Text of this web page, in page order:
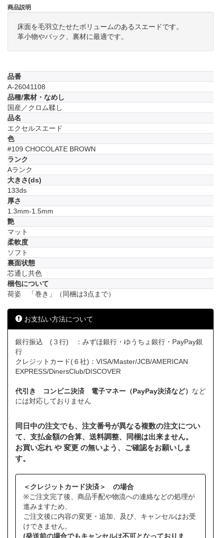
商品説明
床面を毛羽立たせたボリュームのあるスエードです。
革小物やバック、裏材に最適です。
品番
A-26041108
品種/素材・なめし
国産／クロム鞣し
品名
エクセルスエード
色
#109 CHOCOLATE BROWN
ランク
Aランク
大きさ(ds)
133ds
厚さ
1.3mm-1.5mm
艶
マット
柔軟度
ソフト
裏面状態
芯通し共色
梱包について
荷姿 「巻き」（同梱は3点まで）
お支払い方法について
銀行振込 (３行) ：みずほ銀行・ゆうちょ銀行・PayPay銀
行
クレジットカード(６社)：VISA/Master/JCB/AMERICAN
EXPRESS/DinersClub/DISCOVER
代引き コンビニ決済 電子マネー（PayPay決済など） など
には対応しておりません
同日中の注文でも、注文番号が異なる複数の注文につい
て、支払金額の合算、送料調整、同梱は出来ません。
お買い忘れ や 変更 の無いよう、ご確認をお願いしま
す。
＜クレジットカード決済＞ の場合
※ご注文完了後、商品手配や物流への連絡などの処理が
進みますため、
ご注文後に内容の変更・追加、及び、キャンセルはお受
けできません。
(発送前の場合でもキャンセルは不可となっておりま